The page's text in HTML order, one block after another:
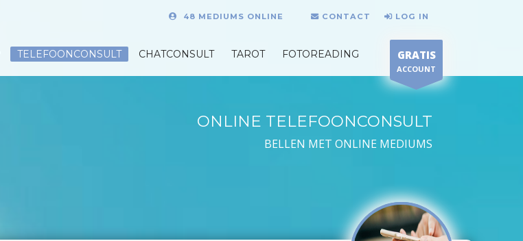
48 MEDIUMS ONLINE CONTACT LOG IN
TELEFOONCONSULT CHATCONSULT TAROT FOTOREADING GRATIS
ACCOUNT
ONLINE TELEFOONCONSULT
BELLEN MET ONLINE MEDIUMS